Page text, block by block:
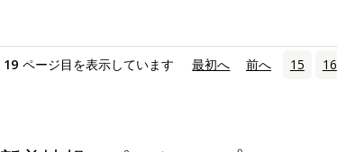
19 ページ目を表示しています 最初へ 前へ 15 16